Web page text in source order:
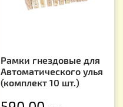
Рамки гнездовые для
Автоматического улья
(комплект 10 шт.)